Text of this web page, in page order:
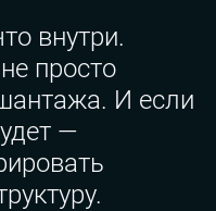
внутри.
просто
И если
—